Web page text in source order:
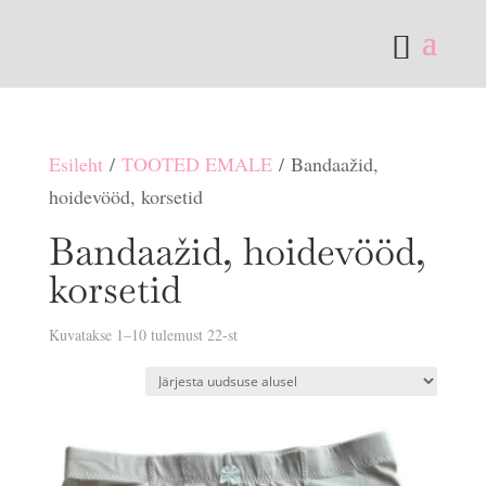
Esileht/ TOOTED EMALE/ Bandaažid,
hoidevööd, korsetid
Bandaažid, hoidevööd,
korsetid
Kuvatakse 1–10 tulemust 22-stSorditud